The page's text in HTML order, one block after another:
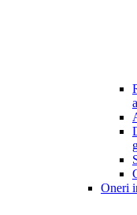
Oneri